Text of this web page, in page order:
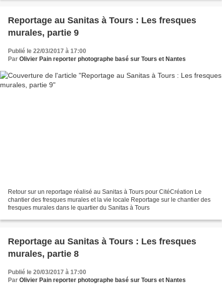
Reportage au Sanitas à Tours : Les fresques
murales, partie 9
Publié le 22/03/2017 à 17:00
Par Olivier Pain reporter photographe basé sur Tours et Nantes
Retour sur un reportage réalisé au Sanitas à Tours pour CitéCréation Le
chantier des fresques murales et la vie locale Reportage sur le chantier des
fresques murales dans le quartier du Sanitas à Tours
Reportage au Sanitas à Tours : Les fresques
murales, partie 8
Publié le 20/03/2017 à 17:00
Par Olivier Pain reporter photographe basé sur Tours et Nantes